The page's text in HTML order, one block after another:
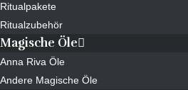
Ritualpakete
Ritualzubehör
Magische Öle
Anna Riva Öle
Andere Magische Öle